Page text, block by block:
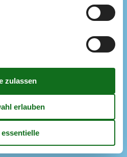
20 m²
4